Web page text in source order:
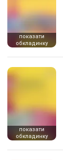
показати
обкладинку
показати
обкладинку